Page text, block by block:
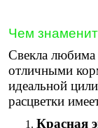
Чем
Свекла любима
отличными
идеальной
расцветки
Красная